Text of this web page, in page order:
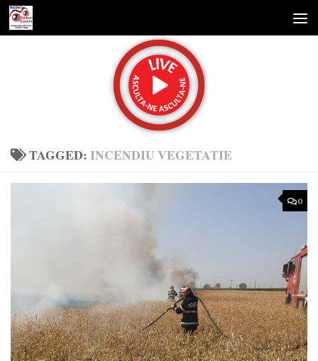
Skip to content
TAGGED:INCENDIU VEGETATIE
0